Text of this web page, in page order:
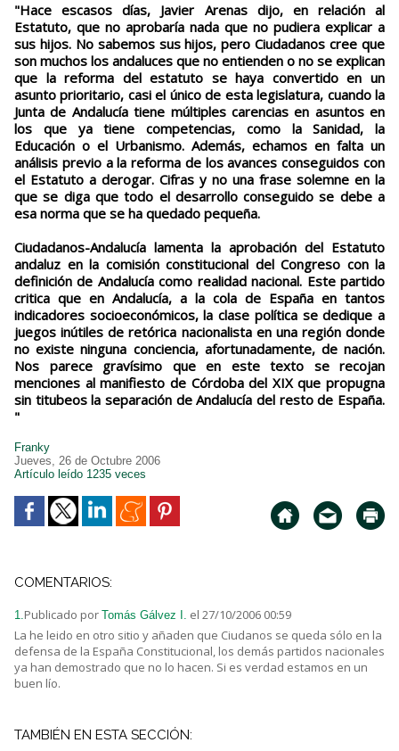
"Hace escasos días, Javier Arenas dijo, en relación al
Estatuto, que no aprobaría nada que no pudiera explicar a
sus hijos. No sabemos sus hijos, pero Ciudadanos cree que
son muchos los andaluces que no entienden o no se explican
que la reforma del estatuto se haya convertido en un
asunto prioritario, casi el único de esta legislatura, cuando la
Junta de Andalucía tiene múltiples carencias en asuntos en
los que ya tiene competencias, como la Sanidad, la
Educación o el Urbanismo. Además, echamos en falta un
análisis previo a la reforma de los avances conseguidos con
el Estatuto a derogar. Cifras y no una frase solemne en la
que se diga que todo el desarrollo conseguido se debe a
esa norma que se ha quedado pequeña.
Ciudadanos-Andalucía lamenta la aprobación del Estatuto
andaluz en la comisión constitucional del Congreso con la
definición de Andalucía como realidad nacional. Este partido
critica que en Andalucía, a la cola de España en tantos
indicadores socioeconómicos, la clase política se dedique a
juegos inútiles de retórica nacionalista en una región donde
no existe ninguna conciencia, afortunadamente, de nación.
Nos parece gravísimo que en este texto se recojan
menciones al manifiesto de Córdoba del XIX que propugna
sin titubeos la separación de Andalucía del resto de España.
"
Franky
Jueves, 26 de Octubre 2006
Artículo leído 1235 veces
COMENTARIOS:
1.Publicado por Tomás Gálvez I. el 27/10/2006 00:59
La he leido en otro sitio y añaden que Ciudanos se queda sólo en la
defensa de la España Constitucional, los demás partidos nacionales
ya han demostrado que no lo hacen. Si es verdad estamos en un
buen lío.
TAMBIÉN EN ESTA SECCIÓN: